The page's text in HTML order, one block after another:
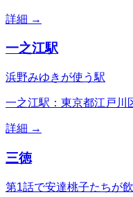
詳細 →
一之江駅
浜野みゆきが使う駅
一之江駅：東京都江戸川
詳細 →
三徳
第1話で安達桃子たちが